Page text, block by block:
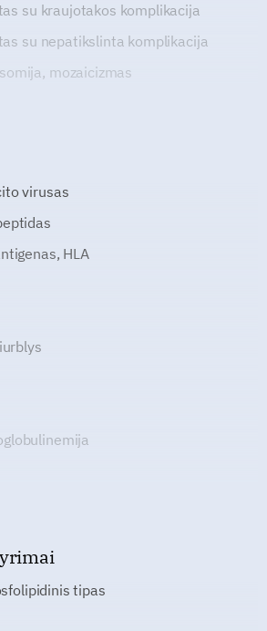
su kraujotakos komplikacija
su nepatikslinta komplikacija
mozaicizmas
virusas
HLA
tipas